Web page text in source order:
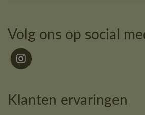
Volg ons op social
Klanten ervaringen